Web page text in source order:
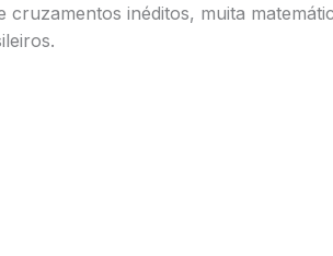
cruzamentos inéditos, muita